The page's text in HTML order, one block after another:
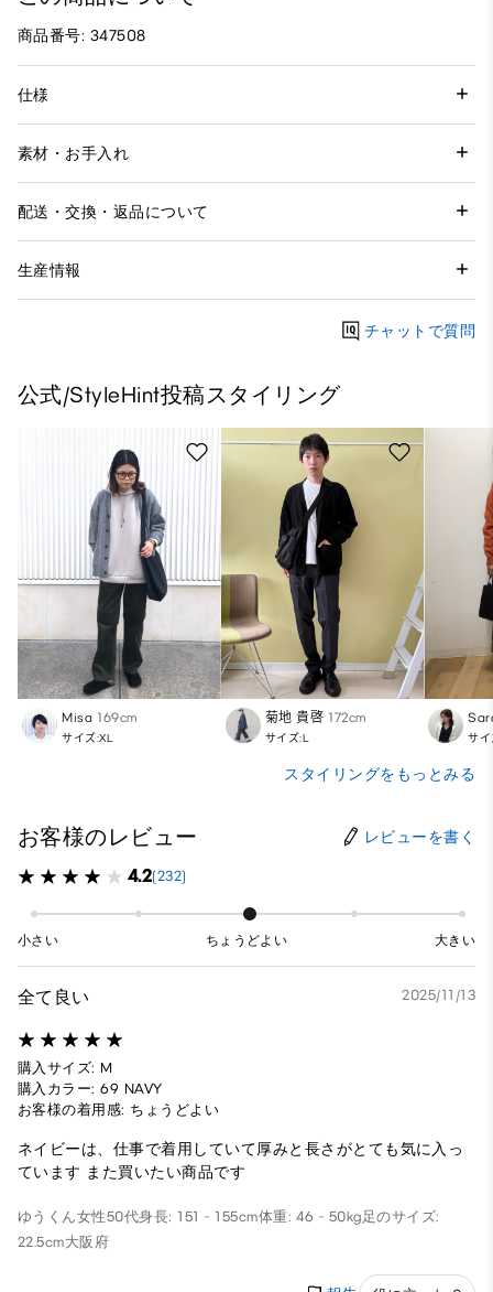
商品番号: 347508
仕様
素材・お手入れ
配送・交換・返品について
生産情報
チャットで質問
公式/StyleHint投稿スタイリング
Misa 169cm
サイズ:XL
菊地 貴啓 172cm
サイズ:L サ
スタイリングをもっとみる
お客様のレビュー レビューを書く
4.2(232)
小さい ちょうどよい 大きい
全て良い 2025/11/13
購入サイズ: M
購入カラー: 69 NAVY
お客様の着用感: ちょうどよい
ネイビーは、仕事で着用していて厚みと長さがとても気に入っ
ています また買いたい商品です
ゆうくん女性50代身長: 151 - 155cm体重: 46 - 50kg足のサイズ:
22.5cm大阪府